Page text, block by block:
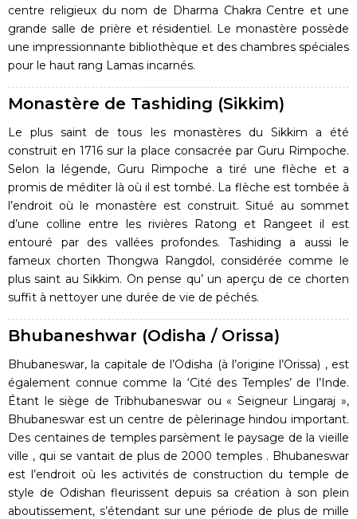
centre religieux du nom de Dharma Chakra Centre et une
grande salle de prière et résidentiel. Le monastère possède
une impressionnante bibliothèque et des chambres spéciales
pour le haut rang Lamas incarnés.
Monastère de Tashiding (Sikkim)
Le plus saint de tous les monastères du Sikkim a été
construit en 1716 sur la place consacrée par Guru Rimpoche.
Selon la légende, Guru Rimpoche a tiré une flèche et a
promis de méditer là où il est tombé. La flèche est tombée à
l’endroit où le monastère est construit. Situé au sommet
d’une colline entre les rivières Ratong et Rangeet il est
entouré par des vallées profondes. Tashiding a aussi le
fameux chorten Thongwa Rangdol, considérée comme le
plus saint au Sikkim. On pense qu’ un aperçu de ce chorten
suffit à nettoyer une durée de vie de péchés.
Bhubaneshwar (Odisha / Orissa)
Bhubaneswar, la capitale de l’Odisha (à l’origine l’Orissa) , est
également connue comme la ‘Cité des Temples’ de l’Inde.
Étant le siège de Tribhubaneswar ou « Seigneur Lingaraj »,
Bhubaneswar est un centre de pèlerinage hindou important.
Des centaines de temples parsèment le paysage de la vieille
ville , qui se vantait de plus de 2000 temples . Bhubaneswar
est l’endroit où les activités de construction du temple de
style de Odishan fleurissent depuis sa création à son plein
aboutissement, s’étendant sur une période de plus de mille